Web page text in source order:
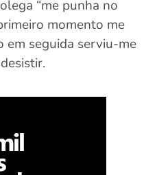
“me punha no
momento me
em seguida serviu-me